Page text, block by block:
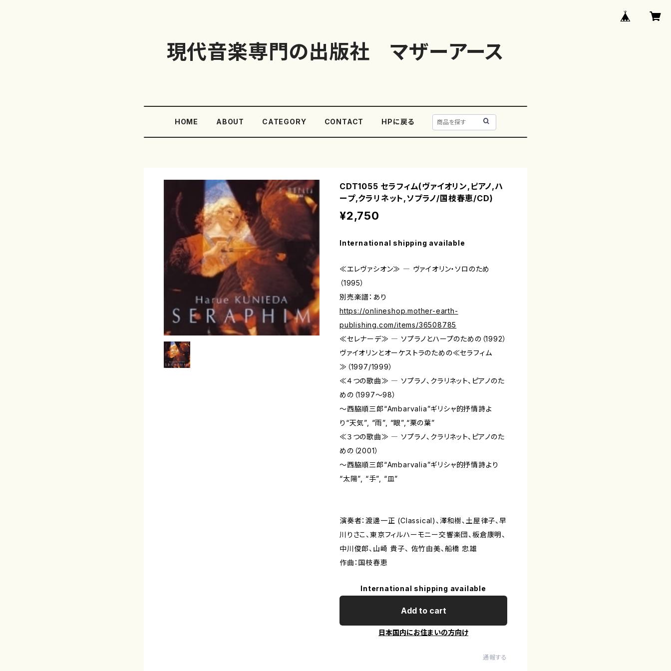
現代音楽専門の出版社 マザーアース
HOME ABOUT CATEGORY CONTACT HPに戻る
CDT1055 セラフィム(ヴァイオリン,ピアノ,ハ
ープ,クラリネット,ソプラノ/国枝春恵/CD)
¥2,750
International shipping available
≪エレヴァシオン≫ ― ヴァイオリン・ソロのため
（1995）
別売楽譜：あり
https://onlineshop.mother-earth-
publishing.com/items/36508785
≪セレナーデ≫ ― ソプラノとハープのための（1992）
ヴァイオリンとオーケストラのための≪セラフィム
≫（1997/1999）
≪４つの歌曲≫ ― ソプラノ、クラリネット、ピアノのた
めの（1997～98）
～西脇順三郎“Ambarvalia”ギリシャ的抒情詩よ
り“天気”, “雨”, “眼”,“栗の葉”
≪３つの歌曲≫ ― ソプラノ、クラリネット、ピアノのた
めの（2001）
～西脇順三郎“Ambarvalia”ギリシャ的抒情詩より
“太陽”, “手”, “皿”
演奏者：渡邊一正 (Classical)、澤和樹、土屋律子、早
川りさこ、東京フィルハーモニー交響楽団、板倉康明、
中川俊郎、山崎 貴子、 佐竹由美、船橋 忠雄
作曲：国枝春恵
International shipping available
Add to cart
日本国内にお住まいの方向け
通報する